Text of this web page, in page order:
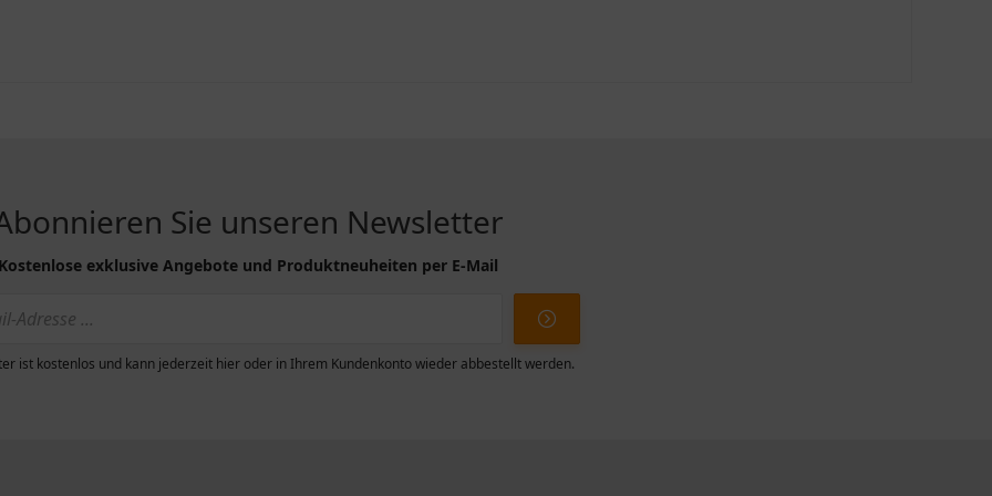
Sie unseren Newsletter
Kostenlose exklusive Angebote und Produktneuheiten per E-Mail
ist kostenlos und kann jederzeit hier oder in Ihrem Kundenkonto wieder abbestellt werden.